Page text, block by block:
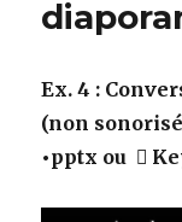
Ex. 4 :
(non
•pptx ou 